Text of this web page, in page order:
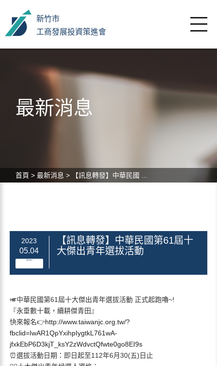
新竹市
工商發展投資策進會
最新消息
首頁 > 最新消息 > 【訊息轉發】中華民國 ...
2023
05.04
NEWS
【訊息轉發】中華民國第61屆十
大傑出青年選拔活動
🎺中華民國第61屆十大傑出青年選拔活動 正式起跑嚕~!
『永垂數十載，續耕傑青田』
快來報名👉http://www.taiwanjc.org.tw/?
fbclid=IwAR1QpYxihpIygtkL761wA-
jfxkEbP6D3kjT_ksY2zWdvctQfwte0go8EI9s
⏰選拔活動日期：即日起至112年6月30(五)日止